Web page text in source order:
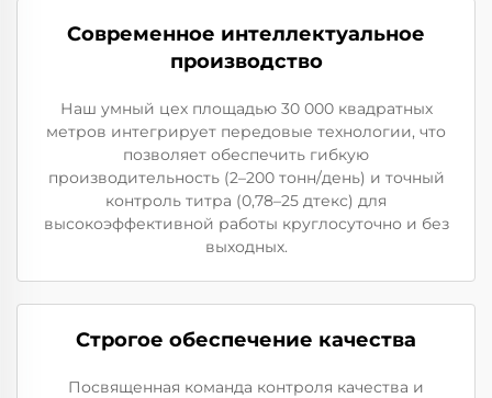
Современное интеллектуальное
производство
Наш умный цех площадью 30 000 квадратных
метров интегрирует передовые технологии, что
позволяет обеспечить гибкую
производительность (2–200 тонн/день) и точный
контроль титра (0,78–25 дтекс) для
высокоэффективной работы круглосуточно и без
выходных.
Строгое обеспечение качества
Посвященная команда контроля качества и